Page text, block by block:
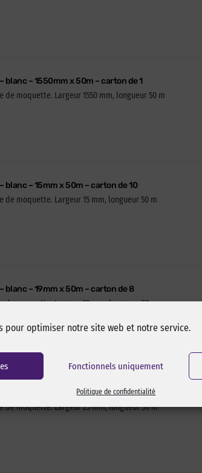
pour optimiser notre site web et notre service.
Fonctionnels uniquement
Politique de confidentialité
– 1550mm x 50m – carton de 1
moquette. Largeur 1550 mm, longueur 50 m
– 15mm x 50m – carton de 10
moquette. Largeur 15 mm, longueur 50 m
– 19mm x 50m – carton de 8
moquette. Largeur 19 mm, longueur 50 m
blanc – 25mm x 50m – carton de 6
moquette. Largeur 25 mm, longueur 50 m